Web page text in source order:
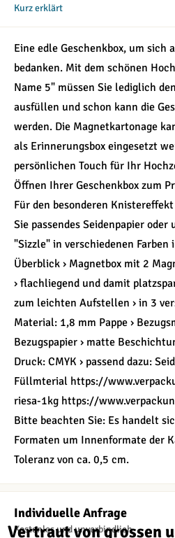
Kurz erklärt
Eine edle Geschenkbox, um sich
bedanken. Mit dem schönen
Name 5" müssen Sie lediglich
ausfüllen und schon kann die
werden. Die Magnetkartonage
als Erinnerungsbox eingesetzt
persönlichen Touch für Ihr
Öffnen Ihrer Geschenkbox zum
Für den besonderen
Sie passendes Seidenpapier
"Sizzle" in verschiedenen
Überblick › Magnetbox mit 2
› flachliegend und damit
zum leichten Aufstellen › in 3
Material: 1,8 mm Pappe ›
Bezugspapier › matte
Druck: CMYK › passend dazu:
Füllmterial https://
riesa-1kg https://
Bitte beachten Sie: Es handelt
Formaten um Innenformate der
Toleranz von ca. 0,5 cm.
Individuelle Anfrage
Kostenlos und unverbindlich
Vertraut von grossen